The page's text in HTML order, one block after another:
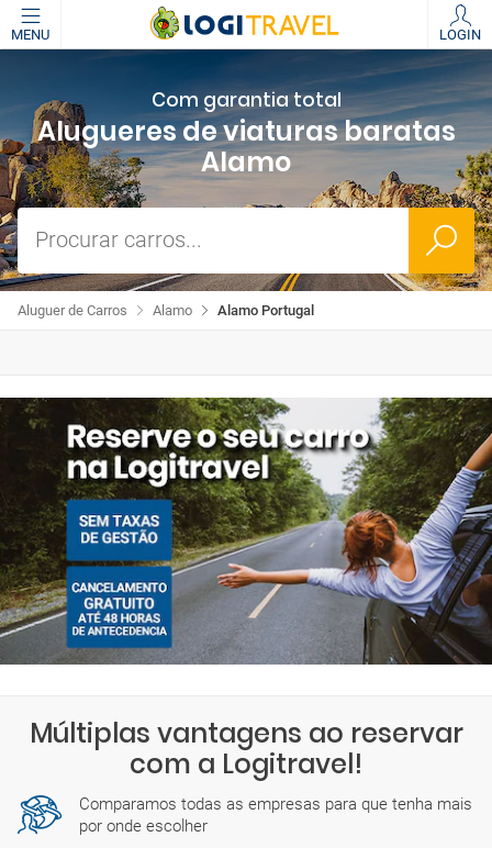
MENU LOGIN
Com garantia total
Alugueres de viaturas baratas
Alamo
Procurar carros...
Alamo Portugal
Alamo
Aluguer de Carros
Múltiplas vantagens ao reservar
com a Logitravel!
Comparamos todas as empresas para que tenha mais
por onde escolher